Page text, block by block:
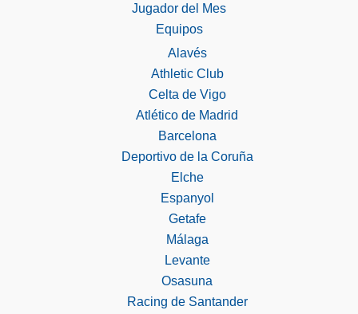
Jugador del Mes
Equipos
Alavés
Athletic Club
Celta de Vigo
Atlético de Madrid
Barcelona
Deportivo de la Coruña
Elche
Espanyol
Getafe
Málaga
Levante
Osasuna
Racing de Santander